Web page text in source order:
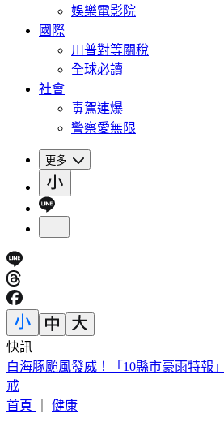
娛樂電影院
國際
川普對等關稅
全球必讀
社會
毒駕連爆
警察愛無限
更多
快訊
史上第二例？颱風昌鴻恐登陸日本宮
州」
首頁
健康